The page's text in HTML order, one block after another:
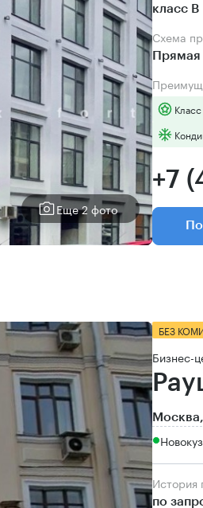
Еще 2 фото
класс B
Схема
Прямая
+7
БЕЗ
Бизнес-
по